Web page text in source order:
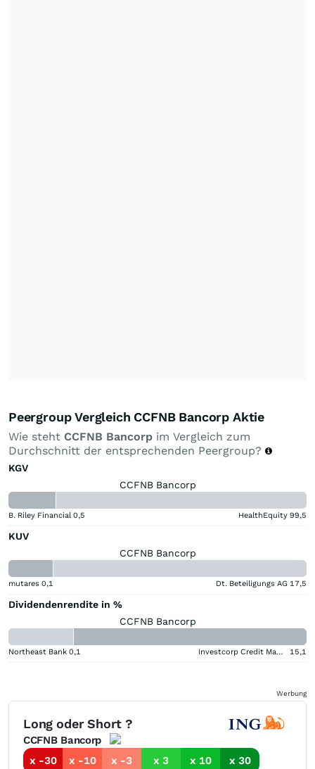
Peergroup Vergleich CCFNB Bancorp Aktie
Wie steht CCFNB Bancorp im Vergleich zum
Durchschnitt der entsprechenden Peergroup?
KGV
CCFNB Bancorp
B. Riley Financial 0,5 HealthEquity 99,5
KUV
CCFNB Bancorp
mutares 0,1 Dt. Beteiligungs AG 17,5
Dividendenrendite in %
CCFNB Bancorp
Northeast Bank 0,1 Investcorp Credit Management BDC 15,1
Werbung
Long oder Short ?
CCFNB Bancorp
x -30
x -10 x -3 x 3 x 10 x 30